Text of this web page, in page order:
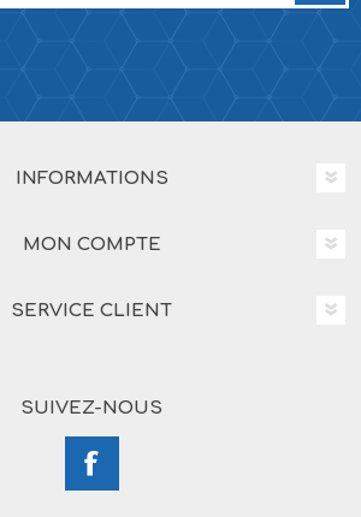
INFORMATIONS
MON COMPTE
SERVICE CLIENT
SUIVEZ-NOUS